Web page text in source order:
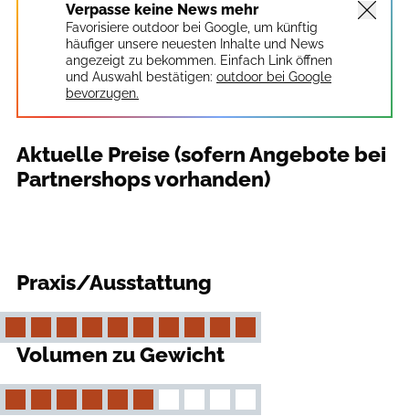
Verpasse keine News mehr
Favorisiere outdoor bei Google, um künftig
häufiger unsere neuesten Inhalte und News
angezeigt zu bekommen. Einfach Link öffnen
und Auswahl bestätigen: outdoor bei Google
bevorzugen.
Aktuelle Preise (sofern Angebote bei
Partnershops vorhanden)
Praxis/Ausstattung
Volumen zu Gewicht